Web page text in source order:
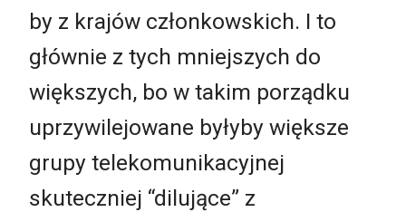
by z krajów członkowskich. I to
głównie z tych mniejszych do
większych, bo w takim porządku
uprzywilejowane byłyby większe
grupy telekomunikacyjnej
skuteczniej “dilujące” z